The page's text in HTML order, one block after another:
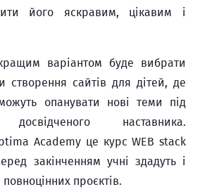
його яскравим, цікавим і
буде вибрати
створення сайтів для дітей, де
опанувати нові теми під
досвідченого наставника.
Academy це курс WEB stack
закінченням учні здадуть і
повноцінних проєктів.